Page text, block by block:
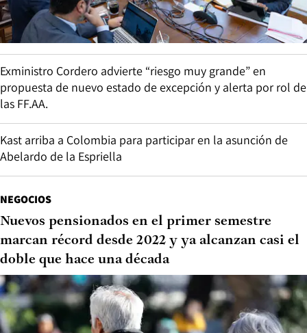
Exministro Cordero advierte “riesgo muy grande” en
propuesta de nuevo estado de excepción y alerta por rol de
las FF.AA.
Kast arriba a Colombia para participar en la asunción de
Abelardo de la Espriella
NEGOCIOS
Nuevos pensionados en el primer semestre
marcan récord desde 2022 y ya alcanzan casi el
doble que hace una década